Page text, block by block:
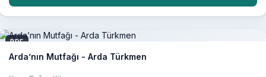
PDF
Arda’nın Mutfağı - Arda Türkmen